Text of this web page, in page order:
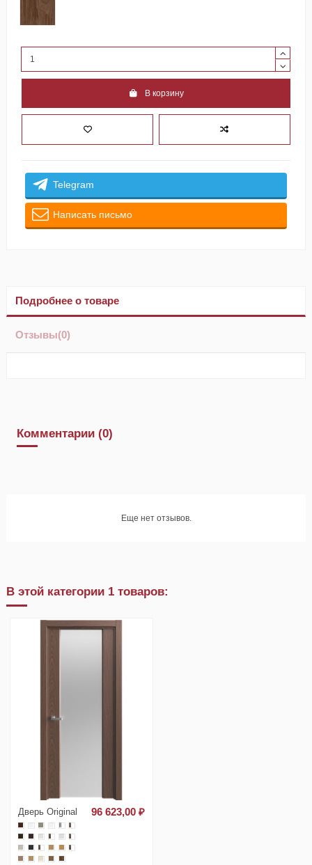
В корзину
Telegram
Написать письмо
Подробнее о товаре
Отзывы(0)
Комментарии (0)
Еще нет отзывов.
В этой категории 1 товаров:
Дверь Original 96 623,00 ₽